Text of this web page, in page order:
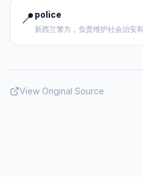
📍 police
新西兰警方，负责维护社会治安
View Original Source